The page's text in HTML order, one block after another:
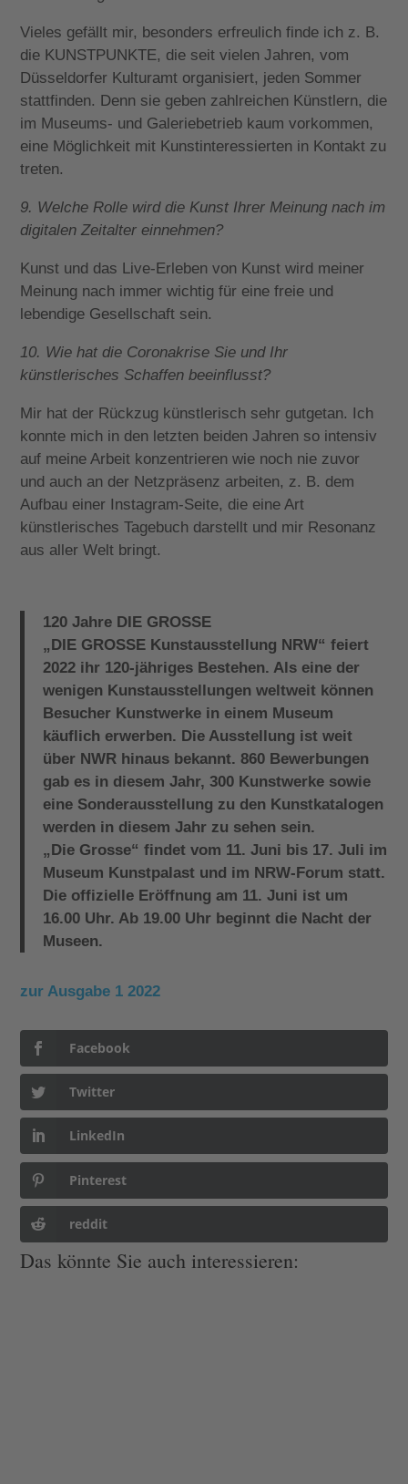
Vieles gefällt mir, besonders erfreulich finde ich z. B.
die KUNSTPUNKTE, die seit vielen Jahren, vom
Düsseldorfer Kulturamt organisiert, jeden Sommer
stattfinden. Denn sie geben zahlreichen Künstlern, die
im Museums- und Galeriebetrieb kaum vorkommen,
eine Möglichkeit mit Kunstinteressierten in Kontakt zu
treten.
9. Welche Rolle wird die Kunst Ihrer Meinung nach im
digitalen Zeitalter einnehmen?
Kunst und das Live-Erleben von Kunst wird meiner
Meinung nach immer wichtig für eine freie und
lebendige Gesellschaft sein.
10. Wie hat die Coronakrise Sie und Ihr
künstlerisches Schaffen beeinflusst?
Mir hat der Rückzug künstlerisch sehr gutgetan. Ich
konnte mich in den letzten beiden Jahren so intensiv
auf meine Arbeit konzentrieren wie noch nie zuvor
und auch an der Netzpräsenz arbeiten, z. B. dem
Aufbau einer Instagram-Seite, die eine Art
künstlerisches Tagebuch darstellt und mir Resonanz
aus aller Welt bringt.
120 Jahre DIE GROSSE
„DIE GROSSE Kunstausstellung NRW“ feiert
2022 ihr 120-jähriges Bestehen. Als eine der
wenigen Kunstausstellungen weltweit können
Besucher Kunstwerke in einem Museum
käuflich erwerben. Die Ausstellung ist weit
über NWR hinaus bekannt. 860 Bewerbungen
gab es in diesem Jahr, 300 Kunstwerke sowie
eine Sonderausstellung zu den Kunstkatalogen
werden in diesem Jahr zu sehen sein.
„Die Grosse“ findet vom 11. Juni bis 17. Juli im
Museum Kunstpalast und im NRW-Forum statt.
Die offizielle Eröffnung am 11. Juni ist um
16.00 Uhr. Ab 19.00 Uhr beginnt die Nacht der
Museen.
zur Ausgabe 1 2022
Facebook
Twitter
LinkedIn
Pinterest
reddit
Das könnte Sie auch interessieren: